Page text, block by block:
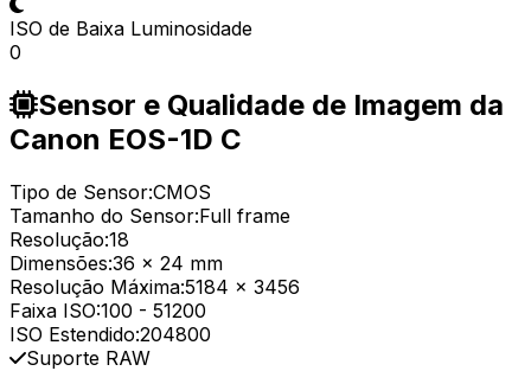
ISO de Baixa Luminosidade
0
Sensor e Qualidade de Imagem da
Canon EOS-1D C
Tipo de Sensor:CMOS
Tamanho do Sensor:Full frame
Resolução:18
Dimensões:36 x 24 mm
Resolução Máxima:5184 x 3456
Faixa ISO:100 - 51200
ISO Estendido:204800
Suporte RAW